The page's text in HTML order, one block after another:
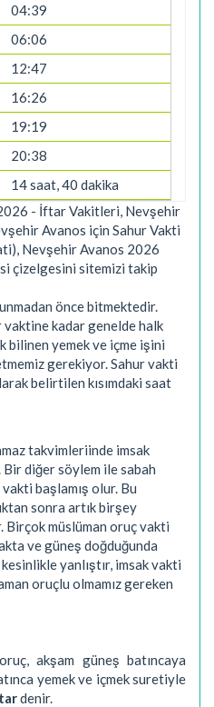
04:39
06:06
12:47
16:26
19:19
20:38
14 saat, 40 dakika
- İftar Vakitleri, Nevşehir
Avanos için Sahur Vakti
Nevşehir Avanos 2026
çizelgesini sitemizi takip
önce bitmektedir.
kadar genelde halk
bilinen yemek ve içme işini
gerekiyor. Sahur vakti
belirtilen kısımdaki saat
takvimleriinde imsak
diğer söylem ile sabah
başlamış olur. Bu
sonra artık birşey
Birçok müslüman oruç vakti
ve güneş doğduğunda
kesinlikle yanlıştır, imsak vakti
oruçlu olmamız gereken
akşam güneş batıncaya
yemek ve içmek suretiyle
denir.